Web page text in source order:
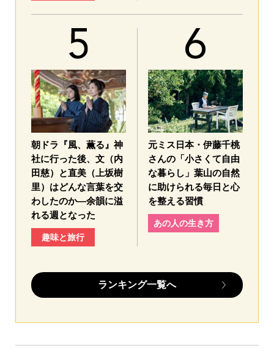
朝ドラ『風、薫る』神
社に行った後、文（内
田慈）と直美（上坂樹
里）はどんな言葉を交
わしたのか—余韻に溢
れる週となった
趣味と旅行
元ミス日本・伊藤千桃
さんの「小さくて自由
な暮らし」葉山の自然
に助けられる毎日と心
を整える習慣
あの人の生き方
ランキング一覧へ